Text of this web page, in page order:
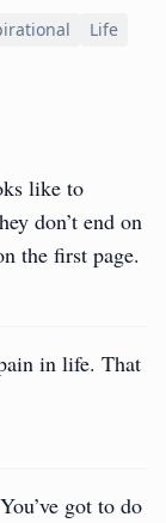
Life
like to
don’t end on
the first page.
in life. That
got to do